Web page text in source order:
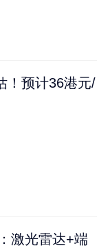
！预计36港元/
激光雷达+端